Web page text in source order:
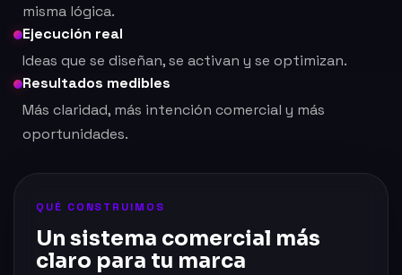
misma lógica.
Ejecución real
Ideas que se diseñan, se activan y se optimizan.
Resultados medibles
Más claridad, más intención comercial y más
oportunidades.
QUÉ CONSTRUIMOS
Un sistema comercial más
claro para tu marca